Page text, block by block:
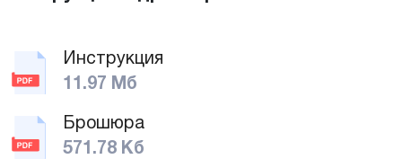
Инструкция
11.97 Мб
Брошюра
571.78 Кб